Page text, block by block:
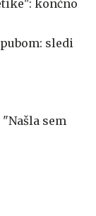
končno
sledi
sem